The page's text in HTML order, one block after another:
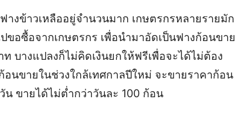
งข้าวเหลืออยู่จำนวนมาก เกษตรกรหลายรายมัก
ขอซื้อจากเกษตรกร เพื่อนำมาอัดเป็นฟางก้อนขาย
บางแปลงก็ไม่คิดเงินยกให้ฟรีเพื่อจะได้ไม่ต้อง
นขายในช่วงใกล้เทศกาลปีใหม่ จะขายราคาก้อน
น ขายได้ไม่ต่ำกว่าวันละ 100 ก้อน